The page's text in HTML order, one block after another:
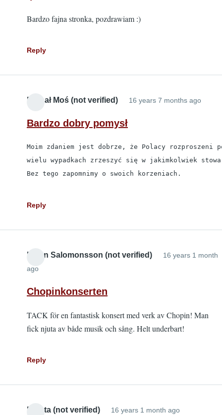
Bardzo fajna stronka, pozdrawiam :)
Reply
Michał Moś (not verified) 16 years 7 months ago
Bardzo dobry pomysł
Moim zdaniem jest dobrze, że Polacy
wielu wypadkach zrzeszyć się w jakimkolwiek
Bez tego zapomnimy o swoich korzeniach.
Reply
Helen Salomonsson (not verified)
16 years 1 month
ago
Chopinkonserten
TACK för en fantastisk konsert med verk av Chopin! Man
fick njuta av både musik och sång. Helt underbart!
Reply
Dolata (not verified) 16 years 1 month ago